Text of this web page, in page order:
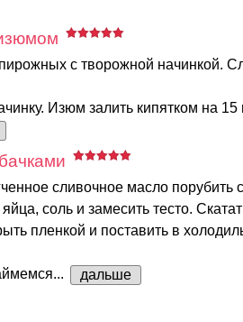
с творожной начинкой.
Изюм залить кипятком на 15
сливочное масло порубить
соль и замесить тесто.
пленкой и поставить в
дальше